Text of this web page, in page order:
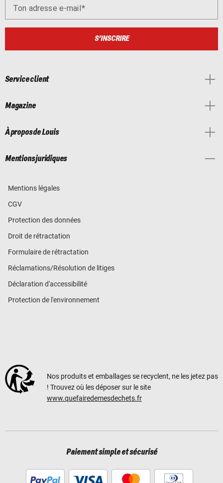
Ton adresse e-mail
S'INSCRIRE
Service client
Magazine
À propos de Louis
Mentions juridiques
Mentions légales
CGV
Protection des données
Droit de rétractation
Formulaire de rétractation
Réclamations/Résolution de litiges
Déclaration d'accessibilité
Protection de l'environnement
Nos produits et emballages se recyclent, ne les jetez pas
! Trouvez où les déposer sur le site
www.quefairedemesdechets.fr
Paiement simple et sécurisé